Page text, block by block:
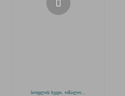
სოფლის ხედი, ომალო...